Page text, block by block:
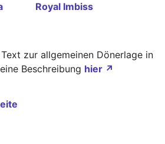
Royal Imbiss
zur allgemeinen Dönerlage in
Beschreibung hier ↗